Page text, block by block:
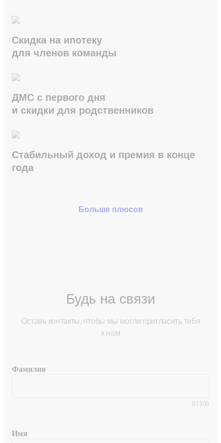
Скидка на ипотеку
для членов команды
ДМС с первого дня
и скидки для родственников
Стабильный доход и премия в конце
года
Больше плюсов
Будь на связи
Оставь контакты, чтобы мы могли пригласить тебя
к нам
Фамилия
0 / 100
Имя